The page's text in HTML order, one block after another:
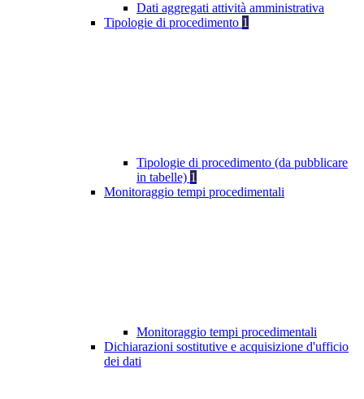
Dati aggregati attività amministrativa
Tipologie di procedimento 1
Tipologie di procedimento (da pubblicare
in tabelle) 1
Monitoraggio tempi procedimentali
Monitoraggio tempi procedimentali
Dichiarazioni sostitutive e acquisizione d'ufficio
dei dati